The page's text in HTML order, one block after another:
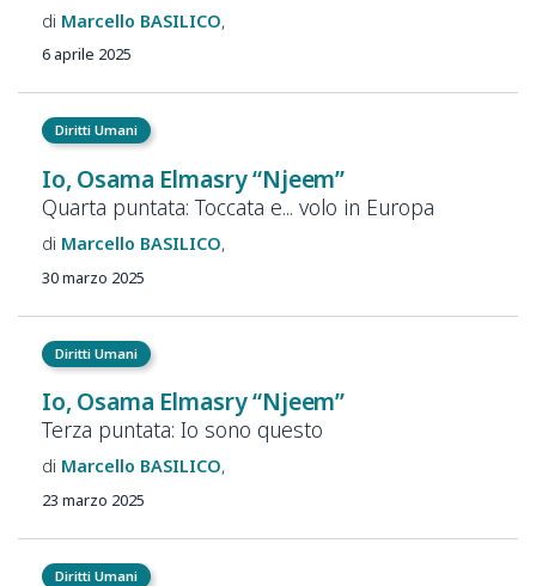
Marcello BASILICO
6 aprile 2025
Diritti Umani
Io, Osama Elmasry “Njeem”
Quarta puntata: Toccata e... volo in Europa
Marcello BASILICO
30 marzo 2025
Diritti Umani
Io, Osama Elmasry “Njeem”
Terza puntata: Io sono questo
Marcello BASILICO
23 marzo 2025
Diritti Umani